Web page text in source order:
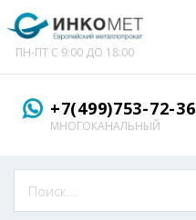
ПН-ПТ С 9:00 ДО 18:00
+7(499)753-72-36
МНОГОКАНАЛЬНЫЙ